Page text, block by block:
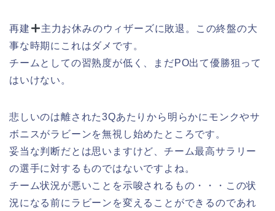
再建
主力お休みのウィザーズに敗退。この終盤の大
事な時期にこれはダメです。
チームとしての習熟度が低く、まだPO出て優勝狙って
はいけない。
悲しいのは離された3Qあたりから明らかにモンクやサ
ボニスがラビーンを無視し始めたところです。
妥当な判断だとは思いますけど、チーム最高サラリー
の選手に対するものではないですよね。
チーム状況が悪いことを示唆されるもの・・・この状
況になる前にラビーンを変えることができるのであれ